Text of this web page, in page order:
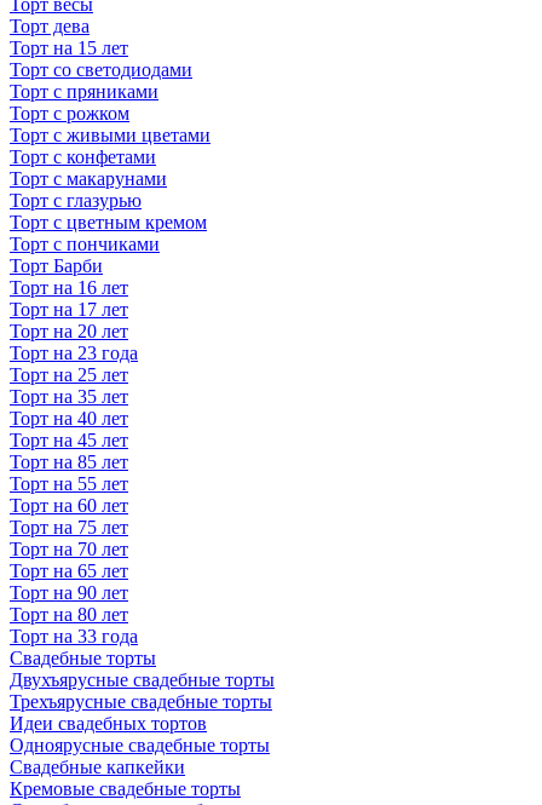
Торт весы
Торт дева
Торт на 15 лет
Торт со светодиодами
Торт с пряниками
Торт с рожком
Торт с живыми цветами
Торт с конфетами
Торт с макарунами
Торт с глазурью
Торт с цветным кремом
Торт с пончиками
Торт Барби
Торт на 16 лет
Торт на 17 лет
Торт на 20 лет
Торт на 23 года
Торт на 25 лет
Торт на 35 лет
Торт на 40 лет
Торт на 45 лет
Торт на 85 лет
Торт на 55 лет
Торт на 60 лет
Торт на 75 лет
Торт на 70 лет
Торт на 65 лет
Торт на 90 лет
Торт на 80 лет
Торт на 33 года
Свадебные торты
Двухъярусные свадебные торты
Трехъярусные свадебные торты
Идеи свадебных тортов
Одноярусные свадебные торты
Свадебные капкейки
Кремовые свадебные торты